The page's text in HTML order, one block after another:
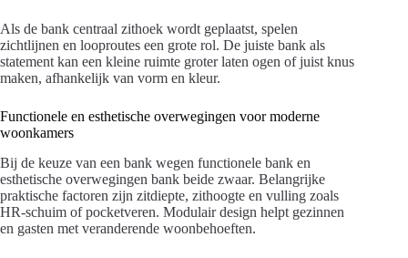
Als de bank centraal zithoek wordt geplaatst, spelen
zichtlijnen en looproutes een grote rol. De juiste bank als
statement kan een kleine ruimte groter laten ogen of juist knus
maken, afhankelijk van vorm en kleur.
Functionele en esthetische overwegingen voor moderne
woonkamers
Bij de keuze van een bank wegen functionele bank en
esthetische overwegingen bank beide zwaar. Belangrijke
praktische factoren zijn zitdiepte, zithoogte en vulling zoals
HR-schuim of pocketveren. Modulair design helpt gezinnen
en gasten met veranderende woonbehoeften.